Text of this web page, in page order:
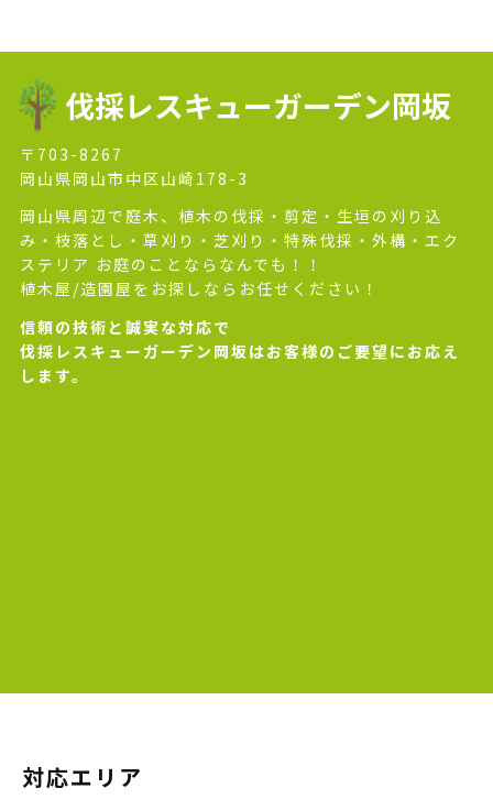
伐採レスキューガーデン岡坂
〒703-8267
岡山県岡山市中区山崎178-3
岡山県周辺で庭木、植木の伐採・剪定・生垣の刈り込
み・枝落とし・草刈り・芝刈り・特殊伐採・外構・エク
ステリア お庭のことならなんでも！！
植木屋/造園屋をお探しならお任せください！
信頼の技術と誠実な対応で
伐採レスキューガーデン岡坂はお客様のご要望にお応え
します。
対応エリア